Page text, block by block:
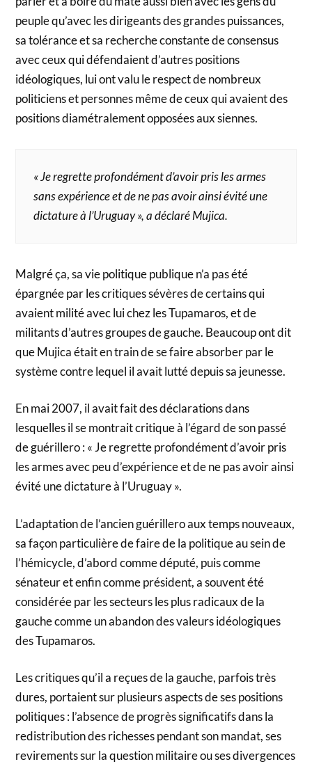
peuple qu’avec les dirigeants des grandes puissances,
sa tolérance et sa recherche constante de consensus
avec ceux qui défendaient d’autres positions
idéologiques, lui ont valu le respect de nombreux
politiciens et personnes même de ceux qui avaient des
positions diamétralement opposées aux siennes.
« Je regrette profondément d’avoir pris les armes
sans expérience et de ne pas avoir ainsi évité une
dictature à l’Uruguay », a déclaré Mujica.
Malgré ça, sa vie politique publique n’a pas été
épargnée par les critiques sévères de certains qui
avaient milité avec lui chez les Tupamaros, et de
militants d’autres groupes de gauche. Beaucoup ont dit
que Mujica était en train de se faire absorber par le
système contre lequel il avait lutté depuis sa jeunesse.
En mai 2007, il avait fait des déclarations dans
lesquelles il se montrait critique à l’égard de son passé
de guérillero : « Je regrette profondément d’avoir pris
les armes avec peu d’expérience et de ne pas avoir ainsi
évité une dictature à l’Uruguay ».
L’adaptation de l’ancien guérillero aux temps nouveaux,
sa façon particulière de faire de la politique au sein de
l’hémicycle, d’abord comme député, puis comme
sénateur et enfin comme président, a souvent été
considérée par les secteurs les plus radicaux de la
gauche comme un abandon des valeurs idéologiques
des Tupamaros.
Les critiques qu’il a reçues de la gauche, parfois très
dures, portaient sur plusieurs aspects de ses positions
politiques : l’absence de progrès significatifs dans la
redistribution des richesses pendant son mandat, ses
revirements sur la question militaire ou ses divergences